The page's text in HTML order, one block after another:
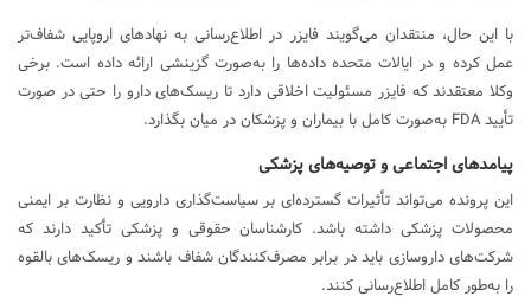
با این حال، منتقدان می‌گویند فایزر در اطلاع‌رسانی به نهادهای اروپایی شفاف‌تر
عمل کرده و در ایالات متحده داده‌ها را به‌صورت گزینشی ارائه داده است. برخی
وکلا معتقدند که فایزر مسئولیت اخلاقی دارد تا ریسک‌های دارو را حتی در صورت
تأیید FDA به‌صورت کامل با بیماران و پزشکان در میان بگذارد.
پیامدهای اجتماعی و توصیه‌های پزشکی
این پرونده می‌تواند تأثیرات گسترده‌ای بر سیاست‌گذاری دارویی و نظارت بر ایمنی
محصولات پزشکی داشته باشد. کارشناسان حقوقی و پزشکی تأکید دارند که
شرکت‌های داروسازی باید در برابر مصرف‌کنندگان شفاف باشند و ریسک‌های بالقوه
را به‌طور کامل اطلاع‌رسانی کنند.